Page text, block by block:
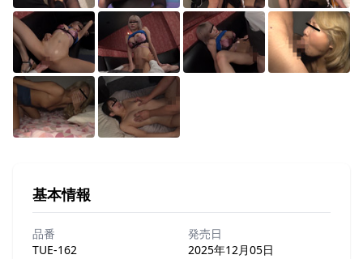
基本情報
品番
TUE-162
発売日
2025年12月05日